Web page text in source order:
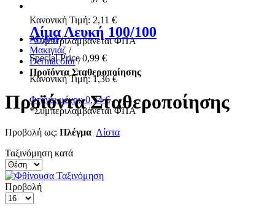
Κανονική Τιμή: 2,11 €
*Συμπεριλαμβάνεται ΦΠΑ
Λίμα Λευκή 100/100
Special Price 0,99 €
Κανονική Τιμή: 1,36 €
Φτάνει μέχρι: 0,74 €
*Συμπεριλαμβάνεται ΦΠΑ
Αρχική /
Μακιγιάζ /
Dermacolor /
Προϊόντα Σταθεροποίησης
Προϊόντα Σταθεροποίησης
Προβολή ως: Πλέγμα Λίστα
Ταξινόμηση κατά
Προβολή